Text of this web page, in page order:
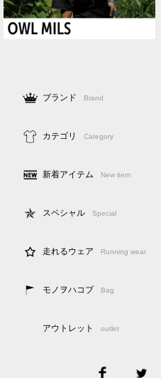
ブランド Brand
カテゴリ Category
新着アイテム New item
スペシャル Special
走れるウェア Running wear
モノヲハコブ Bag
アウトレット outlet